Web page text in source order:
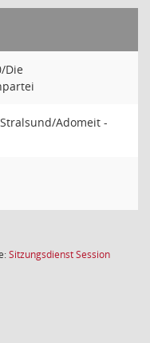
Die
Adomeit -
SitzungsdienstSession(Wird in